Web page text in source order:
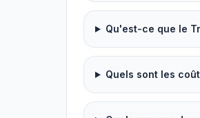
Qu'est-ce que le
Quels sont les